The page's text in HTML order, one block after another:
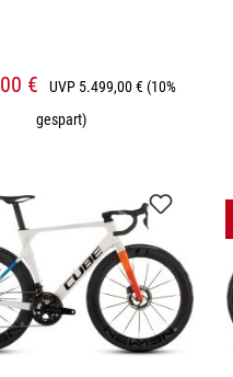
€ UVP 5.499,00 €(10%
gespart)